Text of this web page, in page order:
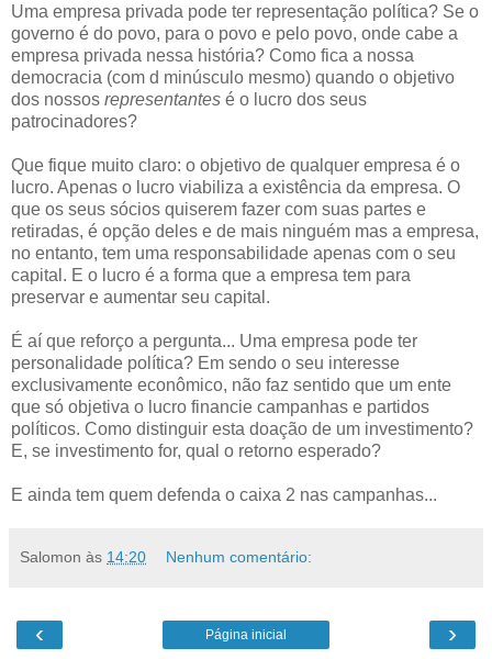
Uma empresa privada pode ter representação política? Se o
governo é do povo, para o povo e pelo povo, onde cabe a
empresa privada nessa história? Como fica a nossa
democracia (com d minúsculo mesmo) quando o objetivo
dos nossos representantes é o lucro dos seus
patrocinadores?
Que fique muito claro: o objetivo de qualquer empresa é o
lucro. Apenas o lucro viabiliza a existência da empresa. O
que os seus sócios quiserem fazer com suas partes e
retiradas, é opção deles e de mais ninguém mas a empresa,
no entanto, tem uma responsabilidade apenas com o seu
capital. E o lucro é a forma que a empresa tem para
preservar e aumentar seu capital.
É aí que reforço a pergunta... Uma empresa pode ter
personalidade política? Em sendo o seu interesse
exclusivamente econômico, não faz sentido que um ente
que só objetiva o lucro financie campanhas e partidos
políticos. Como distinguir esta doação de um investimento?
E, se investimento for, qual o retorno esperado?
E ainda tem quem defenda o caixa 2 nas campanhas...
Salomon às 14:20 Nenhum comentário:
‹ ›
Página inicial